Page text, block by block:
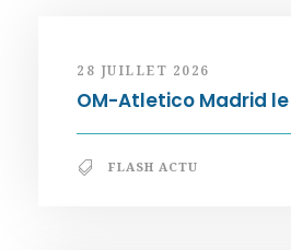
28 JUILLET 2026
OM-Atletico Madrid le
FLASH ACTU